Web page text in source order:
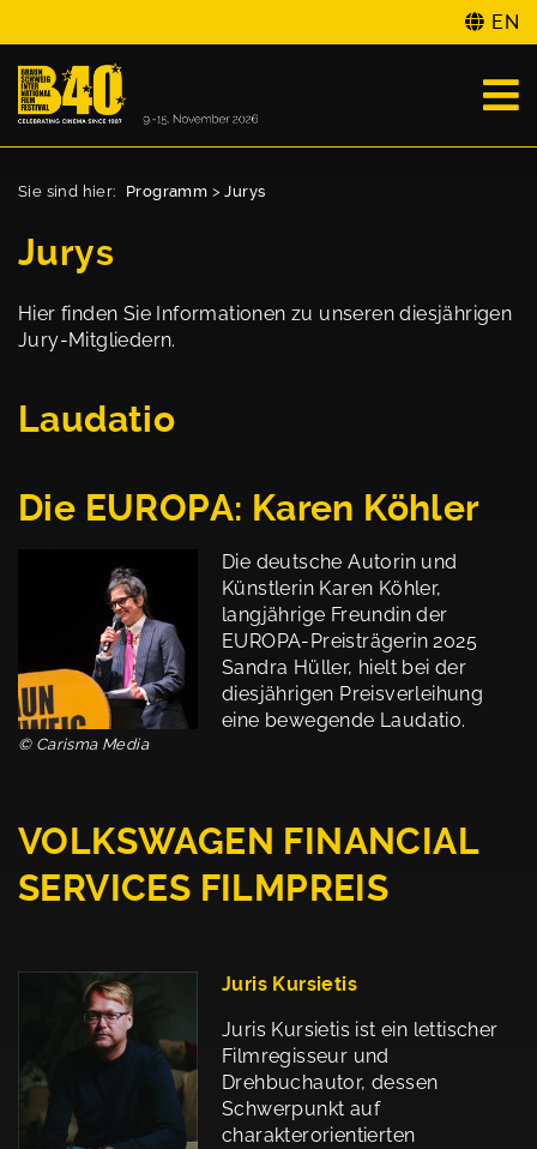
EN
Sie sind hier: Programm >Jurys
Jurys
Hier finden Sie Informationen zu unseren diesjährigen
Jury-Mitgliedern.
Laudatio
Die EUROPA: Karen Köhler
© Carisma Media
Die deutsche Autorin und
Künstlerin Karen Köhler,
langjährige Freundin der
EUROPA-Preisträgerin 2025
Sandra Hüller, hielt bei der
diesjährigen Preisverleihung
eine bewegende Laudatio.
VOLKSWAGEN FINANCIAL
SERVICES FILMPREIS
Juris Kursietis
Juris Kursietis ist ein lettischer
Filmregisseur und
Drehbuchautor, dessen
Schwerpunkt auf
charakterorientierten